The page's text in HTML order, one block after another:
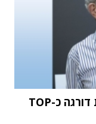
מחקר STKI השנתי: וואן טכנולוגיות דורגה כ-TOP